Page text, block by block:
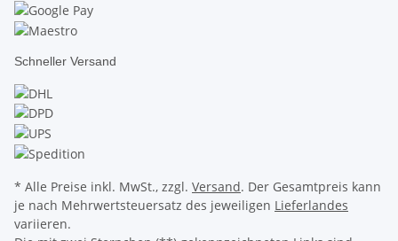
Schneller Versand
* Alle Preise inkl. MwSt., zzgl. Versand. Der Gesamtpreis kann
je nach Mehrwertsteuersatz des jeweiligen Lieferlandes
variieren.